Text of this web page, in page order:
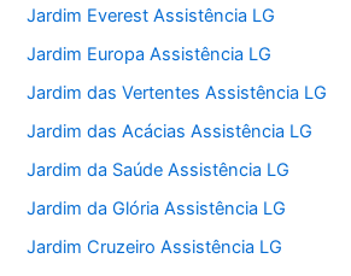
Jardim Everest Assistência LG
Jardim Europa Assistência LG
Jardim das Vertentes Assistência LG
Jardim das Acácias Assistência LG
Jardim da Saúde Assistência LG
Jardim da Glória Assistência LG
Jardim Cruzeiro Assistência LG